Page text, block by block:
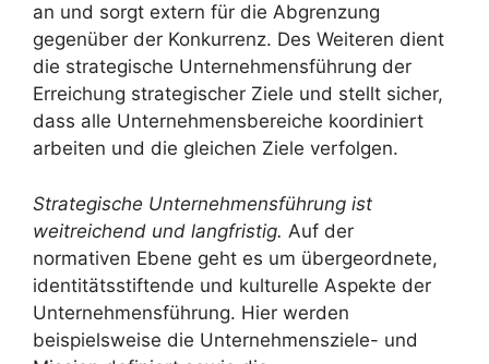
an und sorgt extern für die Abgrenzung
gegenüber der Konkurrenz. Des Weiteren dient
die strategische Unternehmensführung der
Erreichung strategischer Ziele und stellt sicher,
dass alle Unternehmensbereiche koordiniert
arbeiten und die gleichen Ziele verfolgen.
Strategische Unternehmensführung ist
weitreichend und langfristig. Auf der
normativen Ebene geht es um übergeordnete,
identitätsstiftende und kulturelle Aspekte der
Unternehmensführung. Hier werden
beispielsweise die Unternehmensziele- und